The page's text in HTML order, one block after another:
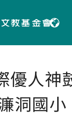
優人神
洞國